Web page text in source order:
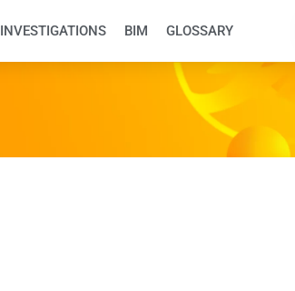
INVESTIGATIONS BIM GLOSSARY